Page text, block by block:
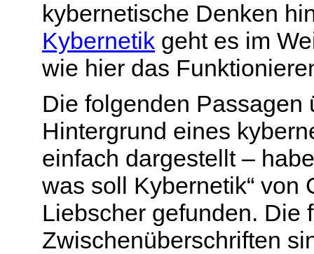
kybernetische Denken
Kybernetik geht es im
wie hier das
Die folgenden Passagen
Hintergrund eines
einfach dargestellt –
was soll Kybernetik“ von
Liebscher gefunden. Die
Zwischenüberschriften